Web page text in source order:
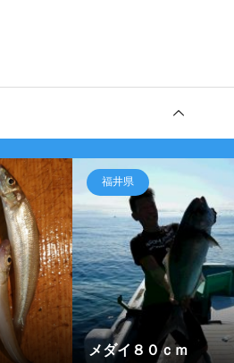
福井県
メダイ８０ｃｍ